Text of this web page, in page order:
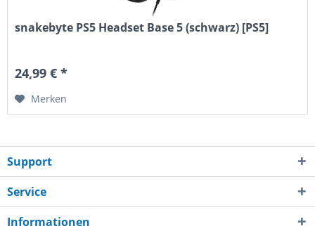
snakebyte PS5 Headset Base 5 (schwarz) [PS5]
24,99 € *
Merken
Support
Service
Informationen